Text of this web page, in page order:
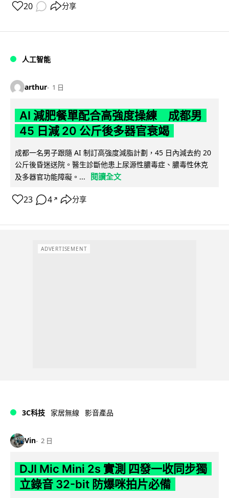
20 分享
人工智能
arthur 1 日
AI 減肥餐單配合高強度操練 成都男
45 日減 20 公斤後多器官衰竭
成都一名男子跟隨 AI 制訂高強度減脂計劃，45 日內減去約 20
公斤後昏迷送院。醫生診斷他患上尿源性膿毒症、膿毒性休克
及多器官功能障礙。...
閱讀全文
23 4 ↗ 分享
ADVERTISEMENT
3C科技 家居無線 影音產品
Vin 2 日
DJI Mic Mini 2s 實測 四發一收同步獨
立錄音 32-bit 防爆咪拍片必備